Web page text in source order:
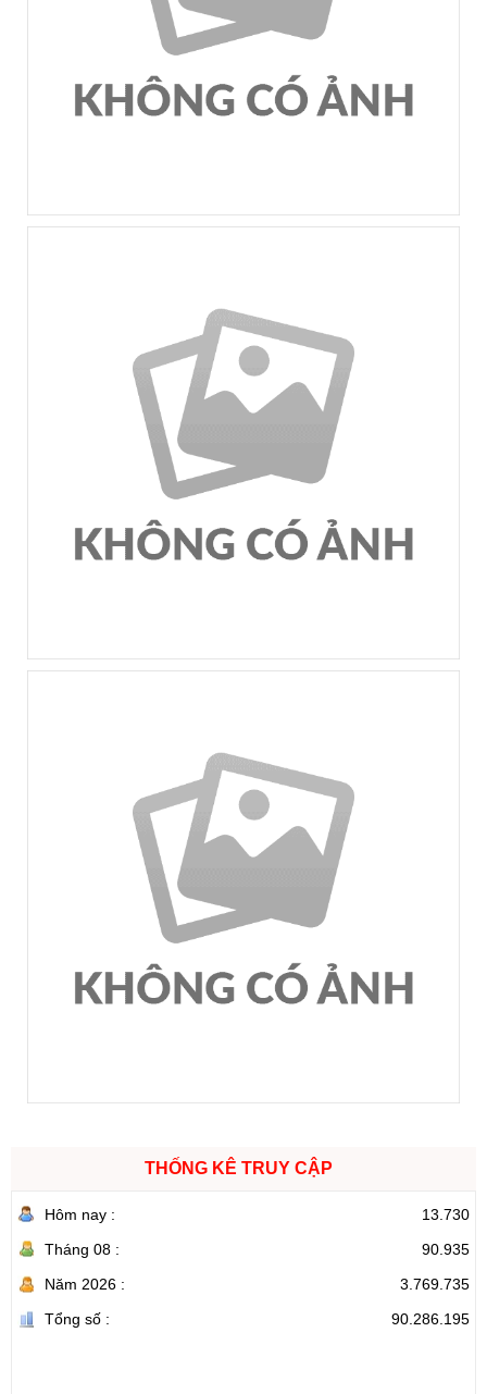
THỐNG KÊ TRUY CẬP
Hôm nay :
13.730
Tháng 08 :
90.935
Năm 2026 :
3.769.735
Tổng số :
90.286.195